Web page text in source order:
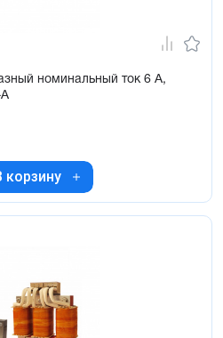
номинальный ток 6 А,
корзину